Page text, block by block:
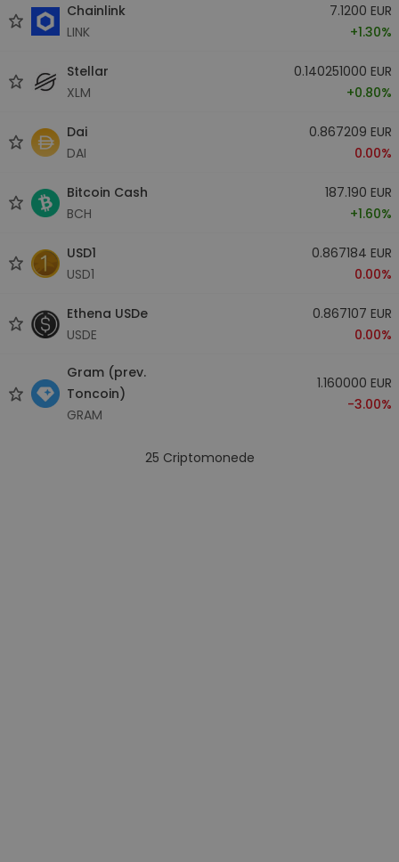
Chainlink
LINK
7.1200 EUR
+1.30%
Stellar
XLM
0.140251000 EUR
+0.80%
Dai
DAI
0.867209 EUR
0.00%
Bitcoin Cash
BCH
187.190 EUR
+1.60%
USD1
USD1
0.867184 EUR
0.00%
Ethena USDe
USDE
0.867107 EUR
0.00%
Gram (prev.
Toncoin)
GRAM
1.160000 EUR
-3.00%
25 Criptomonede